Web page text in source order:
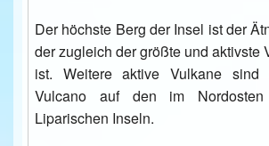
Der höchste Berg der Insel ist der
der zugleich der größte und aktivste
ist. Weitere aktive Vulkane sind
Vulcano auf den im Nordosten
Liparischen Inseln.